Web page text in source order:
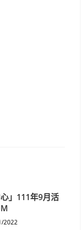
」111年9月活
2022